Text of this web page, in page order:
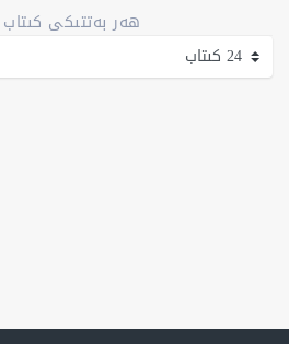
ھەر بەتتىكى